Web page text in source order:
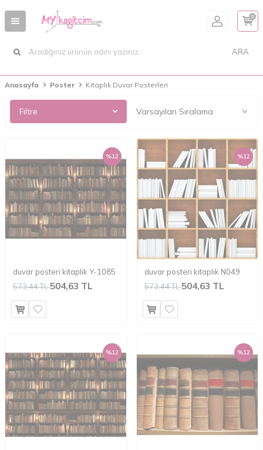
ARA
0
Anasayfa Poster Kitaplık Duvar Posterleri
Filtre
%12
duvar posteri kitaplık Y-1085
573,44 TL504,63 TL
%12
duvar posteri kitaplık N049
573,44 TL504,63 TL
%12 %12